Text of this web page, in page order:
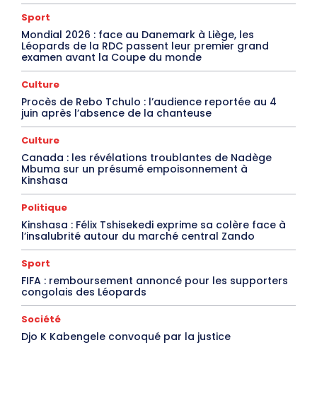
Sport
Mondial 2026 : face au Danemark à Liège, les
Léopards de la RDC passent leur premier grand
examen avant la Coupe du monde
Culture
Procès de Rebo Tchulo : l’audience reportée au 4
juin après l’absence de la chanteuse
Culture
Canada : les révélations troublantes de Nadège
Mbuma sur un présumé empoisonnement à
Kinshasa
Politique
Kinshasa : Félix Tshisekedi exprime sa colère face à
l’insalubrité autour du marché central Zando
Sport
FIFA : remboursement annoncé pour les supporters
congolais des Léopards
Société
Djo K Kabengele convoqué par la justice